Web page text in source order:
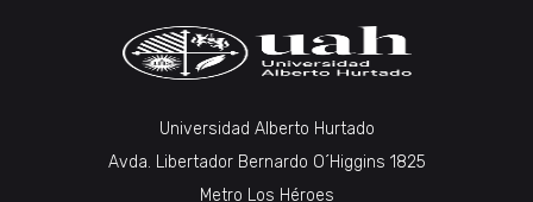
Universidad Alberto Hurtado
Avda. Libertador Bernardo O´Higgins 1825
Metro Los Héroes